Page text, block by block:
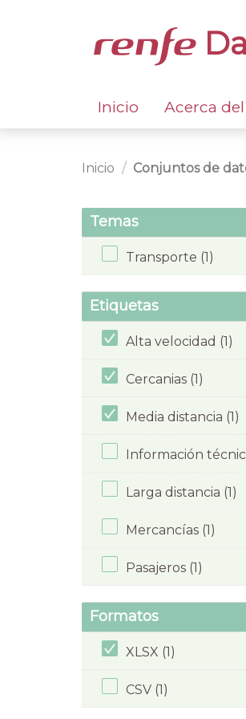
Inicio Acerca
Inicio Conjuntos de
Temas
Transporte (1)
Etiquetas
Alta velocidad (1)
Cercanias (1)
Media distancia (1)
Información
Larga distancia (1)
Mercancías (1)
Pasajeros (1)
Formatos
XLSX (1)
CSV (1)